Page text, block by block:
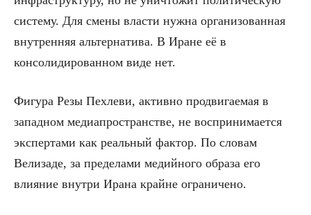
систему. Для смены власти нужна организованная
внутренняя альтернатива. В Иране её в
консолидированном виде нет.
Фигура Резы Пехлеви, активно продвигаемая в
западном медиапространстве, не воспринимается
экспертами как реальный фактор. По словам
Велизаде, за пределами медийного образа его
влияние внутри Ирана крайне ограничено.